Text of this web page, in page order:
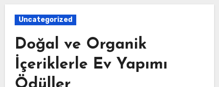
Uncategorized
Doğal ve Organik
İçeriklerle Ev Yapımı